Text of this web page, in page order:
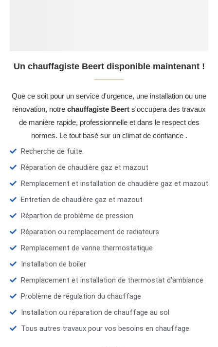
Un chauffagiste Beert disponible maintenant !
Que ce soit pour un service d'urgence, une installation ou une
rénovation, notre chauffagiste Beert s'occupera des travaux
de manière rapide, professionnelle et dans le respect des
normes. Le tout basé sur un climat de confiance .
Recherche de fuite.
Réparation de chaudière gaz et mazout
Remplacement et installation de chaudière gaz et mazout
Entretien de chaudière gaz et mazout
Répartion de problème de pression
Réparation ou remplacement de radiateurs
Remplacement de vanne thermostatique
Installation de boiler
Remplacement et installation de thermostat d'ambiance
Problème de régulation du chauffage
Installation ou réparation de chauffage au sol
Tous autres travaux pour vos besoins en chauffage.